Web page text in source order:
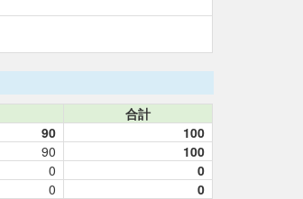
合計
90
100
90
100
0
0
0 0